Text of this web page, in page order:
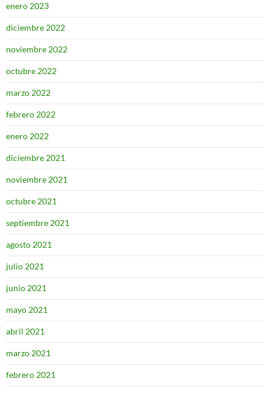
enero 2023
diciembre 2022
noviembre 2022
octubre 2022
marzo 2022
febrero 2022
enero 2022
diciembre 2021
noviembre 2021
octubre 2021
septiembre 2021
agosto 2021
julio 2021
junio 2021
mayo 2021
abril 2021
marzo 2021
febrero 2021